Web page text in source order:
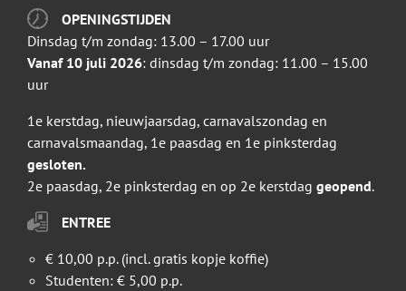
OPENINGSTIJDEN
Dinsdag t/m zondag: 13.00 – 17.00 uur
Vanaf 10 juli 2026: dinsdag t/m zondag: 11.00 – 15.00
uur
1e kerstdag, nieuwjaarsdag, carnavalszondag en
carnavalsmaandag, 1e paasdag en 1e pinksterdag
gesloten.
2e paasdag, 2e pinksterdag en op 2e kerstdag geopend.
ENTREE
€ 10,00 p.p. (incl. gratis kopje koffie)
Studenten: € 5,00 p.p.